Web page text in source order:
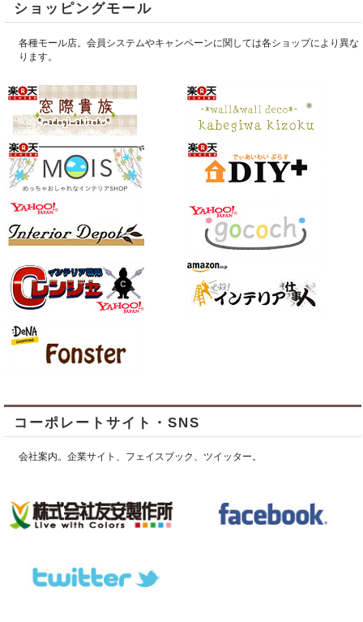
ショッピングモール
各種モール店。会員システムやキャンペーンに関しては各ショップにより異な
ります。
コーポレートサイト・SNS
会社案内。企業サイト、フェイスブック、ツイッター。